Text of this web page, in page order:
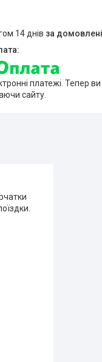
14 днів за
платежі. Тепер
сайту.